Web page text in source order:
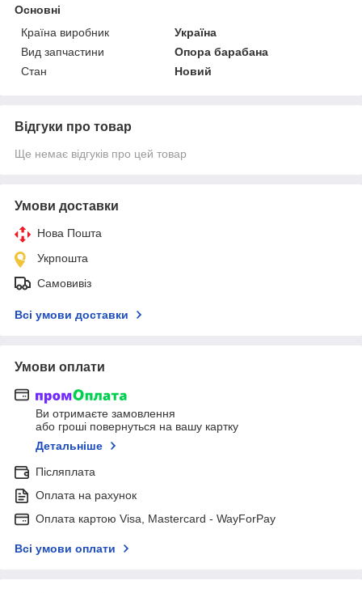
Основні
Країна виробник
Україна
Вид запчастини
Опора барабана
Стан
Новий
Відгуки про товар
Ще немає відгуків про цей товар
Умови доставки
Нова Пошта
Укрпошта
Самовивіз
Всі умови доставки
Умови оплати
Ви отримаєте замовлення
або гроші повернуться на вашу картку
Детальніше
Післяплата
Оплата на рахунок
Оплата картою Visa, Mastercard - WayForPay
Всі умови оплати